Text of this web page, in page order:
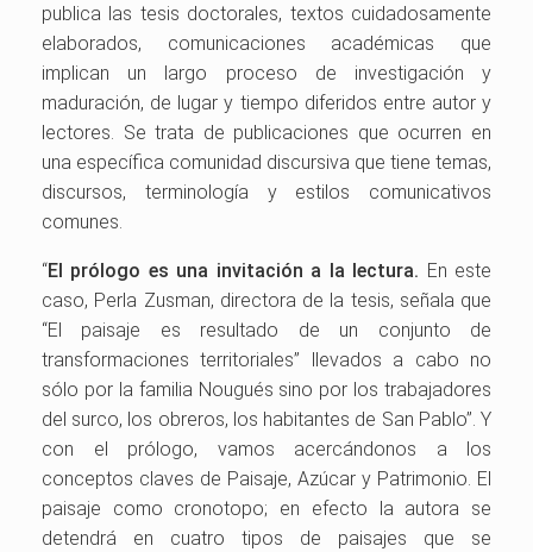
publica las tesis doctorales, textos cuidadosamente
elaborados, comunicaciones académicas que
implican un largo proceso de investigación y
maduración, de lugar y tiempo diferidos entre autor y
lectores. Se trata de publicaciones que ocurren en
una específica comunidad discursiva que tiene temas,
discursos, terminología y estilos comunicativos
comunes.
“El prólogo es una invitación a la lectura. En este
caso, Perla Zusman, directora de la tesis, señala que
“El paisaje es resultado de un conjunto de
transformaciones territoriales” llevados a cabo no
sólo por la familia Nougués sino por los trabajadores
del surco, los obreros, los habitantes de San Pablo”. Y
con el prólogo, vamos acercándonos a los
conceptos claves de Paisaje, Azúcar y Patrimonio. El
paisaje como cronotopo; en efecto la autora se
detendrá en cuatro tipos de paisajes que se